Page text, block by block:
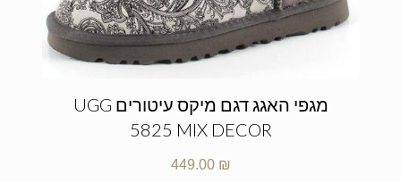
מגפי האגג דגם מיקס עיטורים UGG
5825 MIX DECOR
449.00 ₪